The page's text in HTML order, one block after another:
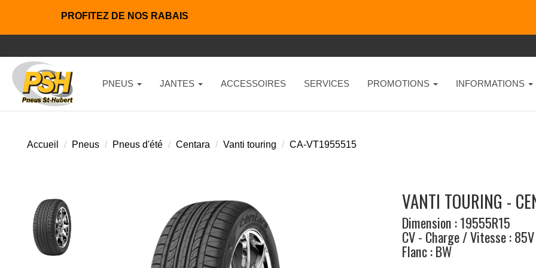
PROFITEZ DE NOS RABAIS
PNEUS JANTES ACCESSOIRES SERVICES PROMOTIONS INFORMATIONS
Accueil Pneus Pneus d'été Centara Vanti touring CA-VT1955515
VANTI TOURING -
Dimension : 19555R15
CV - Charge / Vitesse : 85V
Flanc : BW